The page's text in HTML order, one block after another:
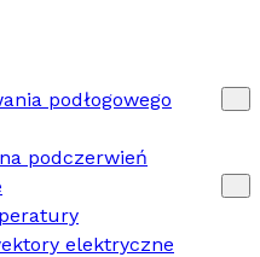
podłogowego
podczerwień
elektryczne